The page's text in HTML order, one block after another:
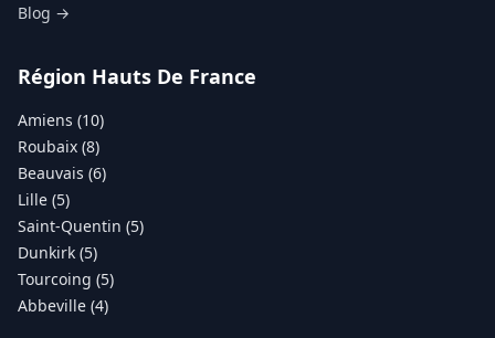
Blog →
Région Hauts De France
Amiens (10)
Roubaix (8)
Beauvais (6)
Lille (5)
Saint-Quentin (5)
Dunkirk (5)
Tourcoing (5)
Abbeville (4)